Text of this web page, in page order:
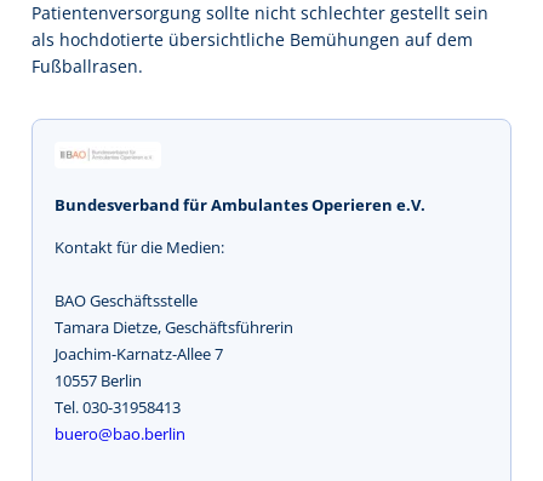
Patientenversorgung sollte nicht schlechter gestellt sein
als hochdotierte übersichtliche Bemühungen auf dem
Fußballrasen.
Bundesverband für Ambulantes Operieren e.V.
Kontakt für die Medien:
BAO Geschäftsstelle
Tamara Dietze, Geschäftsführerin
Joachim-Karnatz-Allee 7
10557 Berlin
Tel. 030-31958413
buero@bao.berlin